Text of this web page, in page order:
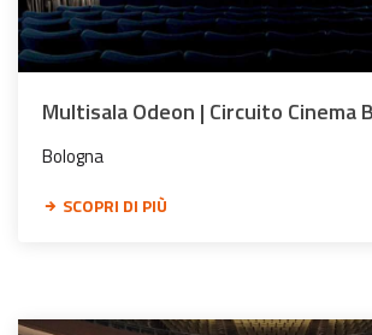
Multisala Odeon | Circuito Cinema
Bologna
SCOPRI DI PIÙ